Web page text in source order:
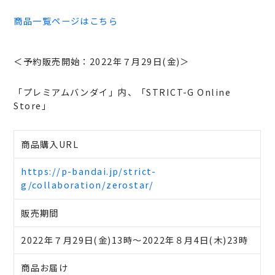
商品一覧ページはこちら
＜予約販売開始：2022年７月29日(金)＞
「プレミアムバンダイ」内、「STRICT-G Online
Store」
商品購入URL
https://p-bandai.jp/strict-
g/collaboration/zerostar/
販売期間
2022年７月29日(金)13時～2022年８月4日(木)23時
商品お届け